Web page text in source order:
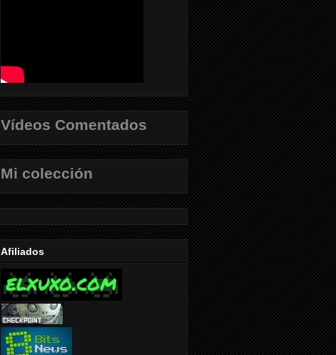
Vídeos Comentados
Mi colección
Afiliados